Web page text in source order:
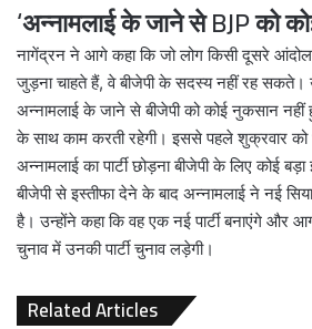
‘अन्नामलाई के जाने से BJP को
नागेंद्रन ने आगे कहा कि जो लोग किसी दूसरे
जुड़ना चाहते हैं, वे बीजेपी के सदस्य नहीं रह सकते।
अन्नामलाई के जाने से बीजेपी को कोई नुकसान नहीं
के साथ काम करती रहेगी। इससे पहले शुक्रवार को
अन्नामलाई का पार्टी छोड़ना बीजेपी के लिए कोई
बीजेपी से इस्तीफा देने के बाद अन्नामलाई ने नई
है। उन्होंने कहा कि वह एक नई पार्टी बनाएंगे और
चुनाव में उनकी पार्टी चुनाव लड़ेगी।
Related Articles